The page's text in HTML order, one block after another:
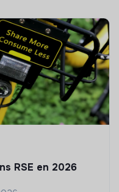
RSE en 2026